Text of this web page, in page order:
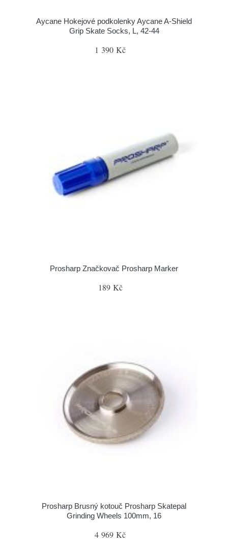
Aycane Hokejové podkolenky Aycane A-Shield
Grip Skate Socks, L, 42-44
1 390 Kč
Prosharp Značkovač Prosharp Marker
189 Kč
Prosharp Brusný kotouč Prosharp Skatepal
Grinding Wheels 100mm, 16
4 969 Kč